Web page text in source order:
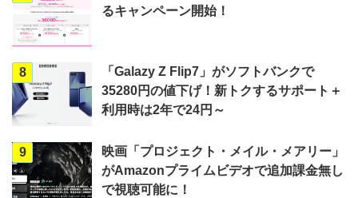
るキャンペーン開始！
8
「Galazy Z Flip7」がソフトバンクで
35280円の値下げ！新トクするサポート＋
利用時は2年で24円～
9
映画「プロジェクト・メイル・メアリー」
がAmazonプライムビデオで追加課金無し
で視聴可能に！